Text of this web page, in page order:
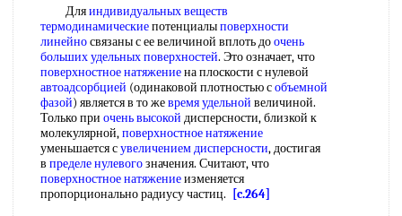
Дляиндивидуальных веществ
термодинамическиепотенциалыповерхности
линейносвязаны с ее величиной вплоть доочень
большихудельных поверхностей. Это означает, что
поверхностное натяжениена плоскости с нулевой
автоадсорбцией (одинаковой плотностью собъемной
фазой) является в то жевремя удельной величиной.
Только при очень высокой дисперсности, близкой к
молекулярной,поверхностное натяжение
уменьшается сувеличением дисперсности, достигая
в пределе нулевогозначения. Считают, что
поверхностное натяжениеизменяется
пропорционально радиусу частиц.
[c.264]